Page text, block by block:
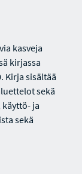
kasveja
kirjassa
Kirja sisältää
sekä
ja
sekä